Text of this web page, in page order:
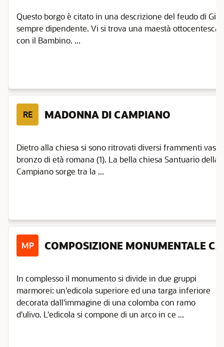
Questo borgo è citato in una descrizione del feudo di
sempre dipendente. Vi si trova una maestà
con il Bambino. ...
RE MADONNA DI CAMPIANO
Dietro alla chiesa si sono ritrovati diversi frammenti
bronzo di età romana (1). La bella chiesa Santuario della
Campiano sorge tra la ...
MP COMPOSIZIONE MONUMENTALE
In complesso il monumento si divide in due gruppi
marmorei: un'edicola superiore ed una targa inferiore
decorata dall'immagine di una colomba con ramo
d'ulivo. L'edicola si compone di un arco in ce ...